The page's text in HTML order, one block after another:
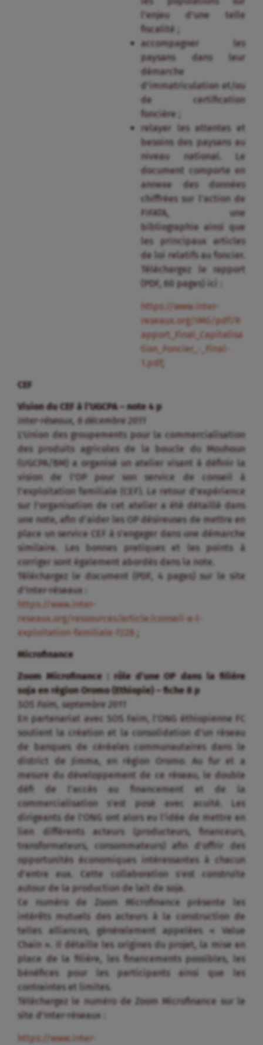
l’enjeu d’une telle
fiscalité ;
accompagner les
paysans dans leur
démarche
d’immatriculation et/ou
de certification
foncière ;
relayer les attentes et
besoins des paysans au
niveau national. Le
document comporte en
annexe des données
chiffrées sur l’action de
FIFATA, une
bibliographie ainsi que
les principaux articles
de loi relatifs au foncier.
Téléchargez le rapport
(PDF, 60 pages) ici :
https://www.inter-
reseaux.org/IMG/pdf/R
apport_Final_Capitalisa
tion_Foncier_-_Final-
1.pdf
CEF
Vision du CEF à l’UGCPA – note 4 p
Inter-réseaux, 6 décembre 2011
L’Union des groupements pour la commercialisation
des produits agricoles de la boucle du Mouhoun
(UGCPA/BM) a organisé un atelier visant à définir la
vision de l’OP pour son service de conseil à
l’exploitation familiale (CEF). Le retour d’expérience
sur l’organisation de cet atelier a été détaillé dans
une note, afin d’aider les OP désireuses de mettre en
place un service CEF à s’engager dans une démarche
similaire. Les bonnes pratiques et les points à
corriger sont également abordés dans la note.
Téléchargez le document (PDF, 4 pages) sur le site
d’Inter-réseaux :
https://www.inter-
reseaux.org/ressources/article/conseil-a-l-
exploitation-familiale-7228
Microfinance
Zoom Microfinance : rôle d’une OP dans la filière
soja en région Oromo (Ethiopie) – fiche 8 p
SOS Faim, septembre 2011
En partenariat avec SOS Faim, l’ONG éthiopienne FC
soutient la création et la consolidation d’un réseau
de banques de céréales communautaires dans le
district de Jimma, en région Oromo. Au fur et a
mesure du développement de ce réseau, le double
défi de l’accès au financement et de la
commercialisation s’est posé avec acuité. Les
dirigeants de l’ONG ont alors eu l’idée de mettre en
lien différents acteurs (producteurs, financeurs,
transformateurs, consommateurs) afin d’offrir des
opportunités économiques intéressantes à chacun
d’entre eux. Cette collaboration s’est construite
autour de la production de lait de soja.
Ce numéro de Zoom Microfinance présente les
intérêts mutuels des acteurs à la construction de
telles alliances, généralement appelées « Value
Chain ». Il détaille les origines du projet, la mise en
place de la filière, les financements possibles, les
bénéfices pour les participants ainsi que les
contraintes et limites.
Téléchargez le numéro de Zoom Microfinance sur le
site d’Inter-réseaux :
https://www.inter-